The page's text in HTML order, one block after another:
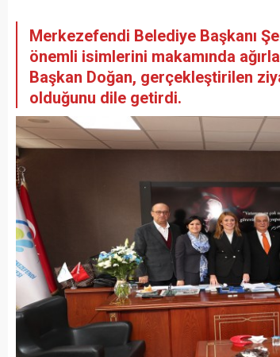
Merkezefendi Belediye Başkanı
önemli isimlerini makamında
Başkan Doğan, gerçekleştirilen
olduğunu dile getirdi.